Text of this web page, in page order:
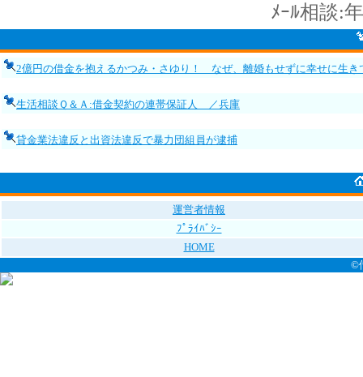
ﾒｰﾙ相談:
2億円の借金を抱えるかつみ・さゆり！ なぜ、離婚もせずに幸せに生き
生活相談Ｑ＆Ａ:借金契約の連帯保証人 ／兵庫
貸金業法違反と出資法違反で暴力団組員が逮捕
運営者情報
ﾌﾟﾗｲﾊﾞｼｰ
HOME
©